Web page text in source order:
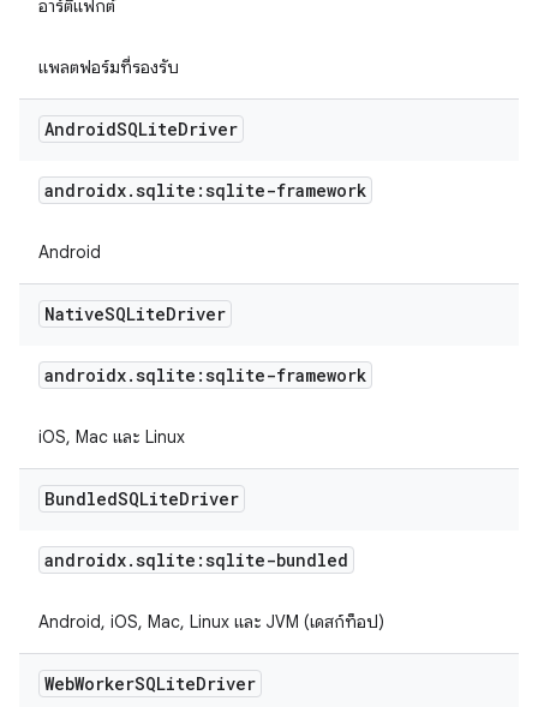
อาร์ติแฟกต์
แพลตฟอร์มที่รองรับ
AndroidSQLiteDriver
androidx.sqlite:sqlite-framework
Android
NativeSQLiteDriver
androidx.sqlite:sqlite-framework
iOS, Mac และ Linux
BundledSQLiteDriver
androidx.sqlite:sqlite-bundled
Android, iOS, Mac, Linux และ JVM (เดสก์ท็อป)
WebWorkerSQLiteDriver